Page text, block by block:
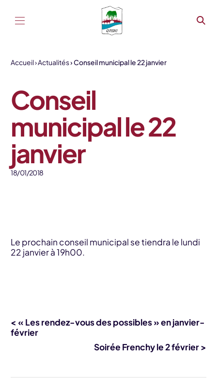
Accueil Actualités Conseil municipal le 22 janvier
Conseil
municipal le 22
janvier
18/01/2018
Le prochain conseil municipal se tiendra le lundi
22 janvier à 19h00.
< « Les rendez-vous des possibles » en janvier-
février
Soirée Frenchy le 2 février >